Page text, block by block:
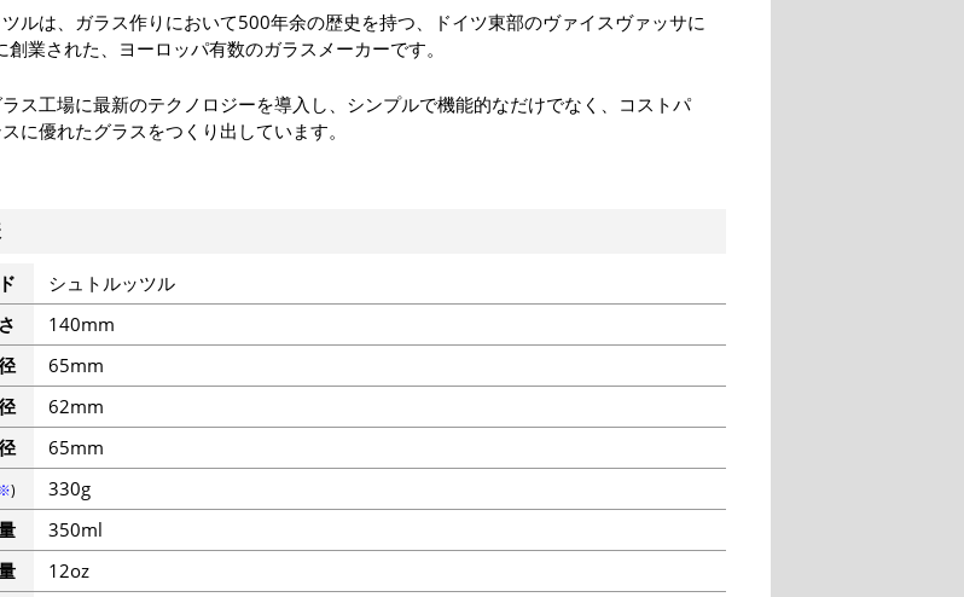
ルは、ガラス作りにおいて500年余の歴史を持つ、ドイツ東部のヴァイスヴァッサに
業された、ヨーロッパ有数のガラスメーカーです。
ス工場に最新のテクノロジーを導入し、シンプルで機能的なだけでなく、コストパ
に優れたグラスをつくり出しています。
シュトルッツル
140mm
65mm
62mm
65mm
)
330g
350ml
12oz